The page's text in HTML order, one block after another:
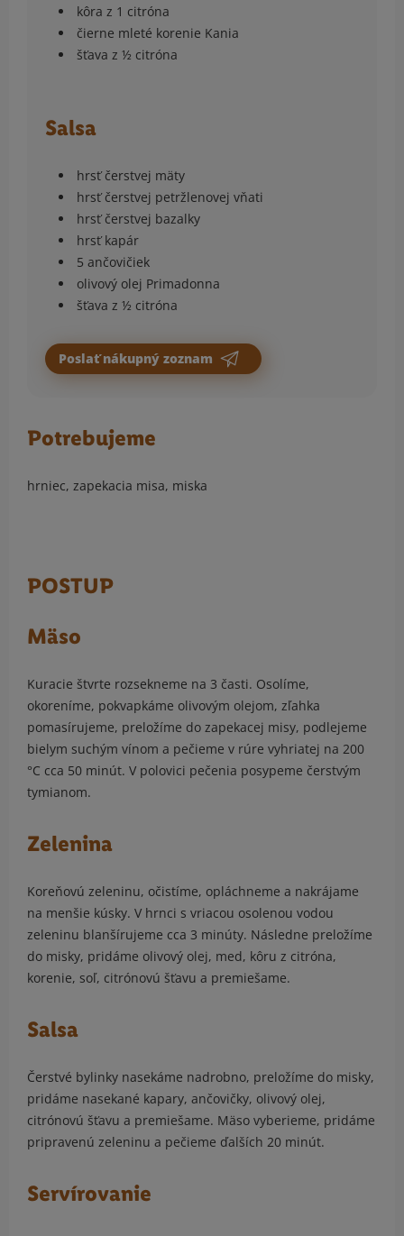
kôra z 1 citróna
čierne mleté korenie Kania
šťava z ½ citróna
Salsa
hrsť čerstvej mäty
hrsť čerstvej petržlenovej vňati
hrsť čerstvej bazalky
hrsť kapár
5 ančovičiek
olivový olej Primadonna
šťava z ½ citróna
Poslať nákupný zoznam
Potrebujeme
hrniec, zapekacia misa, miska
POSTUP
Mäso
Kuracie štvrte rozsekneme na 3 časti. Osolíme,
okoreníme, pokvapkáme olivovým olejom, zľahka
pomasírujeme, preložíme do zapekacej misy, podlejeme
bielym suchým vínom a pečieme v rúre vyhriatej na 200
°C cca 50 minút. V polovici pečenia posypeme čerstvým
tymianom.
Zelenina
Koreňovú zeleninu, očistíme, opláchneme a nakrájame
na menšie kúsky. V hrnci s vriacou osolenou vodou
zeleninu blanšírujeme cca 3 minúty. Následne preložíme
do misky, pridáme olivový olej, med, kôru z citróna,
korenie, soľ, citrónovú šťavu a premiešame.
Salsa
Čerstvé bylinky nasekáme nadrobno, preložíme do misky,
pridáme nasekané kapary, ančovičky, olivový olej,
citrónovú šťavu a premiešame. Mäso vyberieme, pridáme
pripravenú zeleninu a pečieme ďalších 20 minút.
Servírovanie